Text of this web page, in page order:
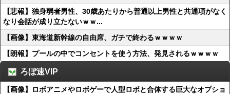
【悲報】独身弱者男性、30歳あたりから普通以上男性と共通項がなく
なり会話が成り立たないｗｗ...
【画像】東海道新幹線の自由席、ガチで終わるｗｗｗｗ
【朗報】プールの中でコンセントを使う方法、発見されるｗｗｗｗ
ろぼ速VIP
【画像】ロボアニメやロボゲーで人型ロボと合体する巨大なオプショ